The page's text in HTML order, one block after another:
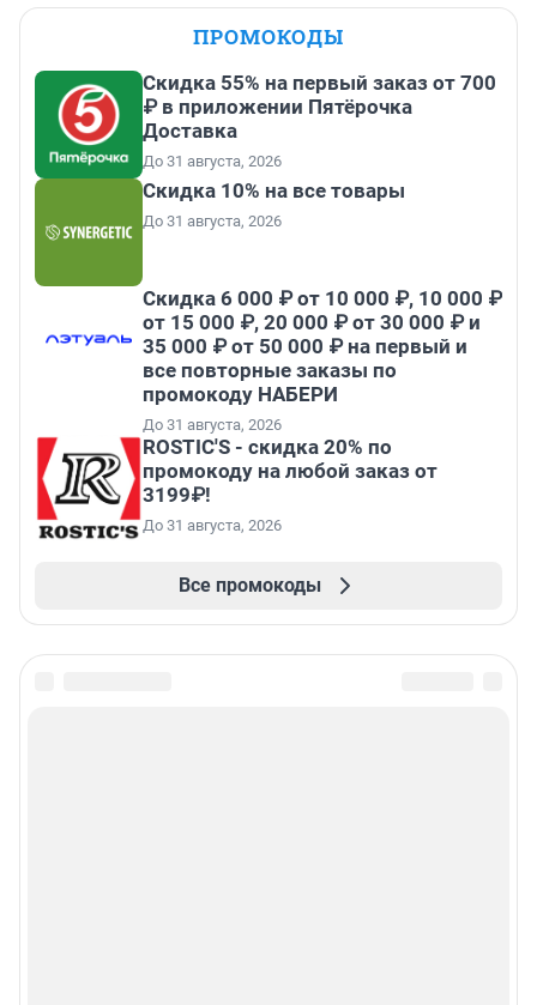
ПРОМОКОДЫ
Скидка 55% на первый заказ от 700
₽ в приложении Пятёрочка
Доставка
До 31 августа, 2026
Скидка 10% на все товары
До 31 августа, 2026
Скидка 6 000 ₽ от 10 000 ₽, 10 000 ₽
от 15 000 ₽, 20 000 ₽ от 30 000 ₽ и
35 000 ₽ от 50 000 ₽ на первый и
все повторные заказы по
промокоду НАБЕРИ
До 31 августа, 2026
ROSTIC'S - скидка 20% по
промокоду на любой заказ от
3199₽!
До 31 августа, 2026
Все промокоды